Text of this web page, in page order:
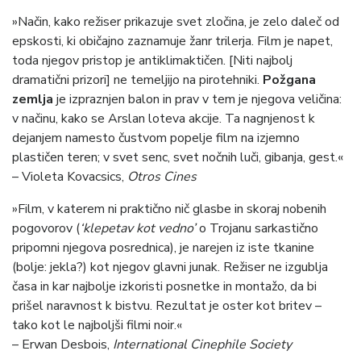
»Način, kako režiser prikazuje svet zločina, je zelo daleč od
epskosti, ki običajno zaznamuje žanr trilerja. Film je napet,
toda njegov pristop je antiklimaktičen. [Niti najbolj
dramatični prizori] ne temeljijo na pirotehniki. Požgana
zemlja je izpraznjen balon in prav v tem je njegova veličina:
v načinu, kako se Arslan loteva akcije. Ta nagnjenost k
dejanjem namesto čustvom popelje film na izjemno
plastičen teren; v svet senc, svet nočnih luči, gibanja, gest.«
– Violeta Kovacsics, Otros Cines
»Film, v katerem ni praktično nič glasbe in skoraj nobenih
pogovorov (‘klepetav kot vedno’o Trojanu sarkastično
pripomni njegova posrednica), je narejen iz iste tkanine
(bolje: jekla?) kot njegov glavni junak. Režiser ne izgublja
časa in kar najbolje izkoristi posnetke in montažo, da bi
prišel naravnost k bistvu. Rezultat je oster kot britev –
tako kot le najboljši filmi noir.«
– Erwan Desbois, International Cinephile Society